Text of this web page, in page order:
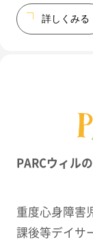
詳しくみる
PARCウィル
重度心身障害
課後等デイサ